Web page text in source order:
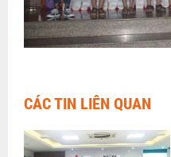
CÁC TIN LIÊN QUAN